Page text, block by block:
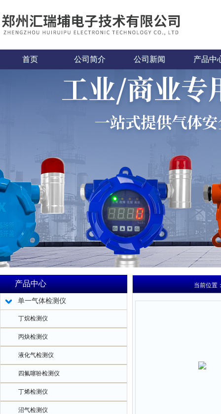
首页 公司简介 公司新闻 产品中
产品中心
单一气体检测仪
丁烷检测仪
丙炔检测仪
液化气检测仪
四氟噻吩检测仪
丁烯检测仪
沼气检测仪
当前位置